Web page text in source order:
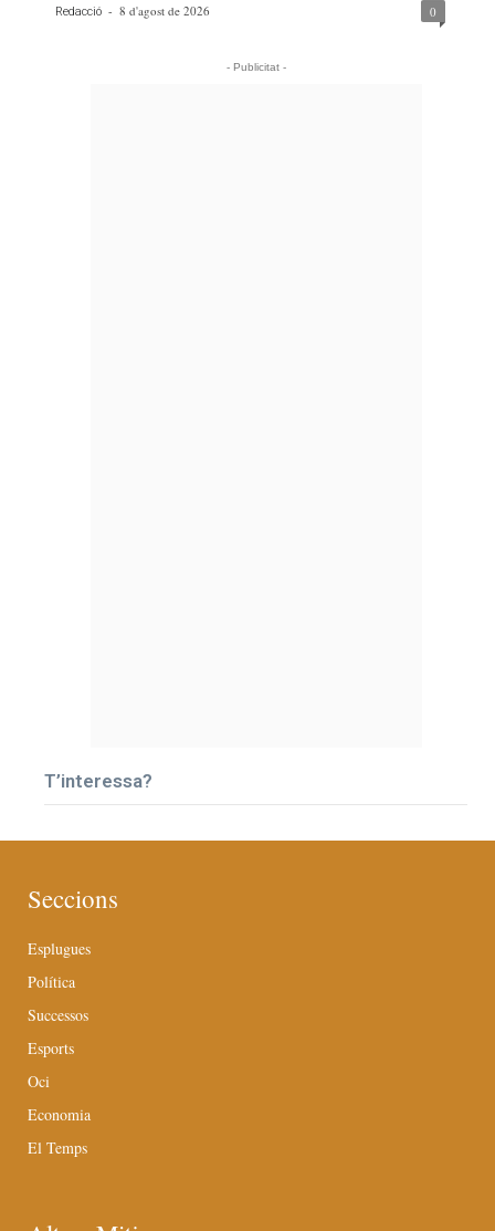
Redacció - 8 d'agost de 2026 0
- Publicitat -
T’interessa?
Seccions
Esplugues
Política
Successos
Esports
Oci
Economia
El Temps